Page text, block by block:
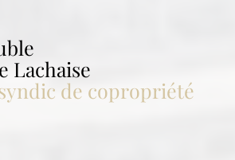
Lachaise
de copropriété